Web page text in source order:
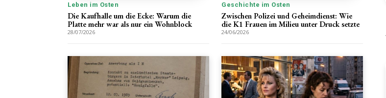
Leben im Osten
Die Kaufhalle um die Ecke: Warum die
Platte mehr war als nur ein Wohnblock
28/07/2026
Geschichte im Osten
Zwischen Polizei und Geheimdienst: Wie
die K1 Frauen im Milieu unter Druck setzte
24/06/2026